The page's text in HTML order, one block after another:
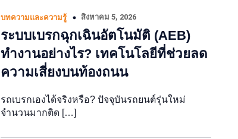
บทความและความรู้ สิงหาคม 5, 2026
ระบบเบรกฉุกเฉินอัตโนมัติ (AEB)
ทำงานอย่างไร? เทคโนโลยีที่ช่วยลด
ความเสี่ยงบนท้องถนน
รถเบรกเองได้จริงหรือ? ปัจจุบันรถยนต์รุ่นใหม่
จำนวนมากติด […]